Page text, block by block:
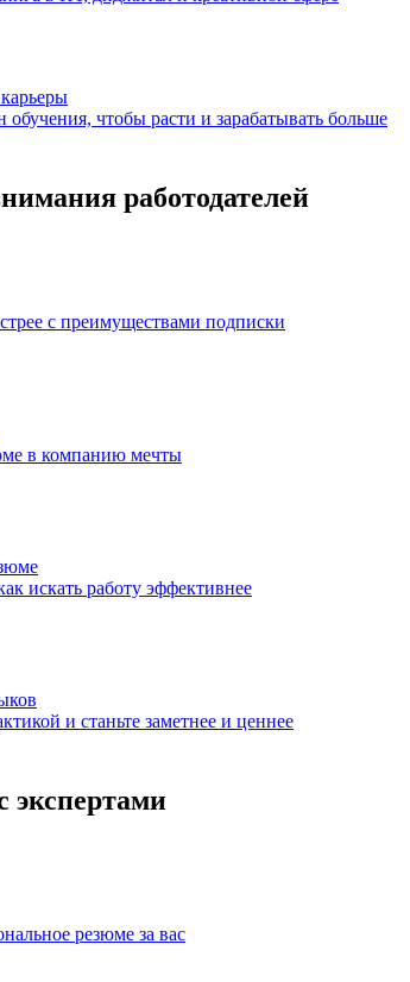
обучения, чтобы расти и зарабатывать больше
работодателей
с преимуществами подписки
в компанию мечты
искать работу эффективнее
и станьте заметнее и ценнее
экспертами
резюме за вас